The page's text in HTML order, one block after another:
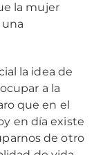
la mujer
la idea de
a la
que en el
en día existe
de otro